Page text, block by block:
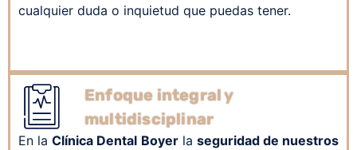
cualquier duda o inquietud que puedas tener.
Enfoque integral y
multidisciplinar
En laClínica Dental Boyerla seguridad de nuestros